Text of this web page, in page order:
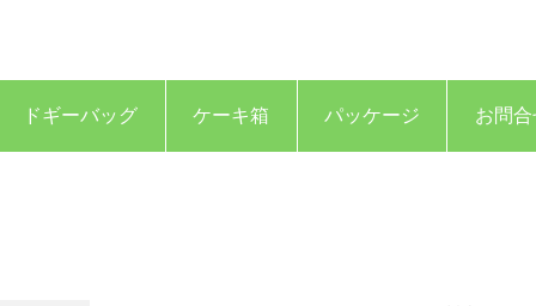
ドギーバッグ ケーキ箱 パッケージ お問合